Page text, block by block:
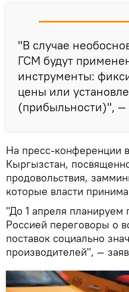
"В случае
ГСМ будут
инструменты:
цены или
(прибыльности)",
На пресс-конференции
Кыргызстан,
продовольствия,
которые власти
"До 1 апреля планируем
Россией переговоры о
поставок социально
производителей", —